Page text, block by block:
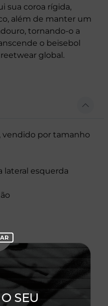
sua coroa rígida,
além de manter um
tornando-o a
o beisebol
global.
vendido por tamanho
lateral esquerda